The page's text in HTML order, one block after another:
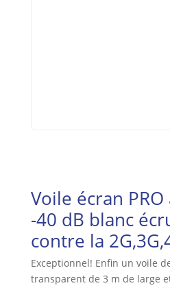
Voile écran
-40 dB blanc
contre la
Exceptionnel! Enfin un voile
transparent de 3 m de large